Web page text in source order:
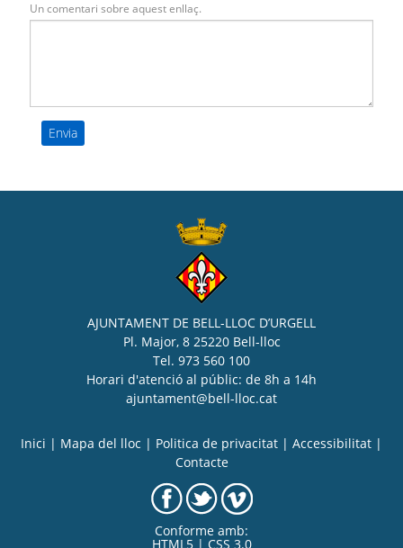
Un comentari sobre aquest enllaç.
AJUNTAMENT DE BELL-LLOC D’URGELL
Pl. Major, 8 25220 Bell-lloc
Tel. 973 560 100
Horari d'atenció al públic: de 8h a 14h
ajuntament@bell-lloc.cat
Inici Mapa del lloc Politica de privacitat Accessibilitat
Contacte
Conforme amb:
HTML5 | CSS 3.0